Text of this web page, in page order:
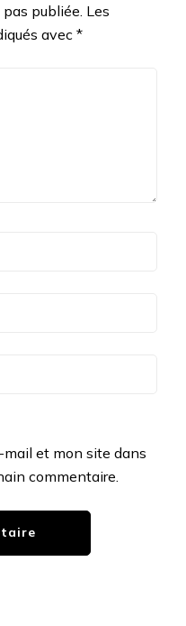
publiée. Les
avec *
et mon site dans
commentaire.